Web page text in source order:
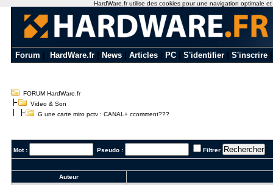
Forum HardWare.fr News Articles PC S'identifier S'inscrire
FORUM HardWare.fr
Video & Son
G une carte miro pctv : CANAL+ ccomment???
Mot : Pseudo : Filtrer
Auteur
HardWare.fr utilise des cookies pour une navigation optimale